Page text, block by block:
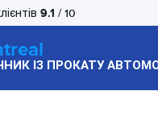
9.1 / 10
ІЗ ПРОКАТУ